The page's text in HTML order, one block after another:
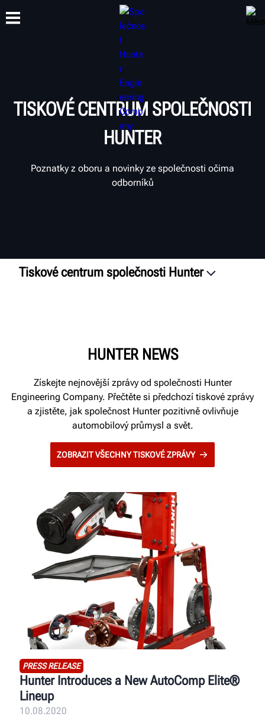
TISKOVÉ CENTRUM SPOLEČNOSTI
HUNTER
Poznatky z oboru a novinky ze společnosti očima
odborníků
Tiskové centrum společnosti Hunter
Pokyny pro značkuHUNTER NEWS
Získejte nejnovější zprávy od společnosti Hunter
Engineering Company. Přečtěte si předchozí tiskové zprávy
a zjistěte, jak společnost Hunter pozitivně ovlivňuje
automobilový průmysl a svět.
ZOBRAZIT VŠECHNY TISKOVÉ ZPRÁVY
PRESS RELEASE
Hunter Introduces a New AutoComp Elite®
Lineup
10.08.2020